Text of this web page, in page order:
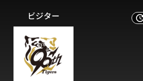
ビジター